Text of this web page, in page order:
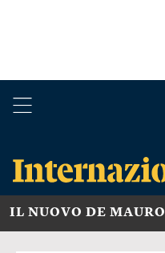
IL NUOVO DE MAURO